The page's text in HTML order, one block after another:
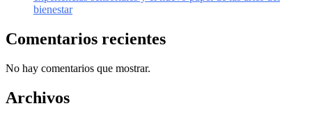
bienestar
Comentarios recientes
No hay comentarios que mostrar.
Archivos